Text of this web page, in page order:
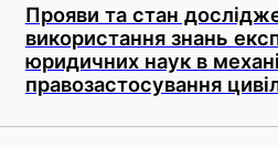
Прояви та стан
використання знань
юридичних наук в
правозастосування